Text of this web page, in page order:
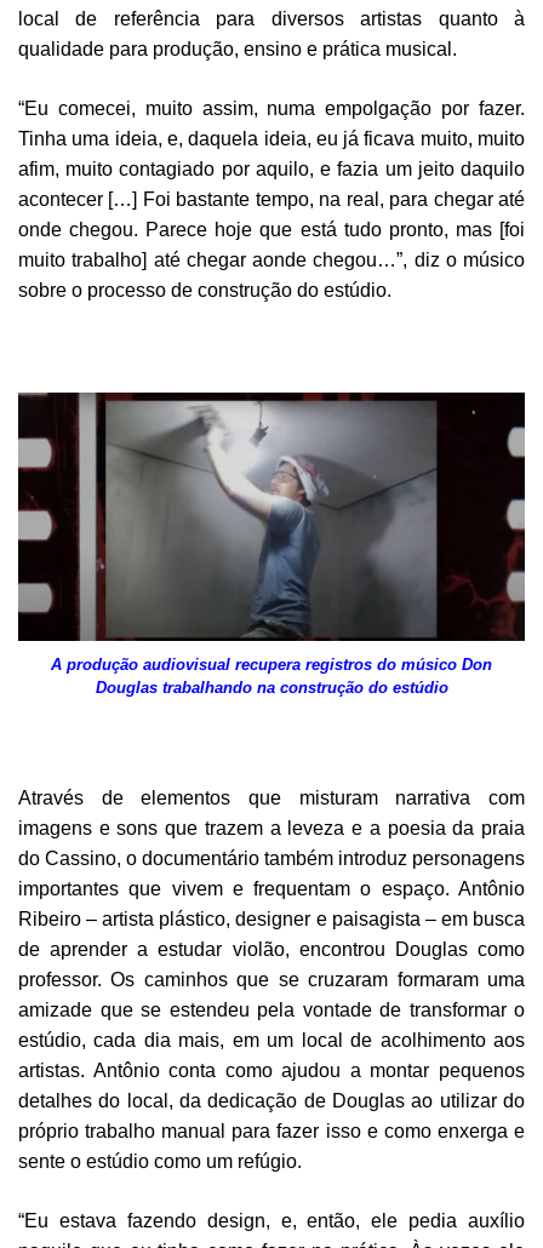
local de referência para diversos artistas quanto à
qualidade para produção, ensino e prática musical.
“Eu comecei, muito assim, numa empolgação por fazer.
Tinha uma ideia, e, daquela ideia, eu já ficava muito, muito
afim, muito contagiado por aquilo, e fazia um jeito daquilo
acontecer […] Foi bastante tempo, na real, para chegar até
onde chegou. Parece hoje que está tudo pronto, mas [foi
muito trabalho] até chegar aonde chegou…”, diz o músico
sobre o processo de construção do estúdio.
A produção audiovisual recupera registros do músico Don
Douglas trabalhando na construção do estúdio
Através de elementos que misturam narrativa com
imagens e sons que trazem a leveza e a poesia da praia
do Cassino, o documentário também introduz personagens
importantes que vivem e frequentam o espaço. Antônio
Ribeiro – artista plástico, designer e paisagista – em busca
de aprender a estudar violão, encontrou Douglas como
professor. Os caminhos que se cruzaram formaram uma
amizade que se estendeu pela vontade de transformar o
estúdio, cada dia mais, em um local de acolhimento aos
artistas. Antônio conta como ajudou a montar pequenos
detalhes do local, da dedicação de Douglas ao utilizar do
próprio trabalho manual para fazer isso e como enxerga e
sente o estúdio como um refúgio.
“Eu estava fazendo design, e, então, ele pedia auxílio